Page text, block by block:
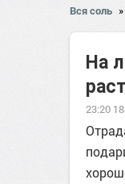
Вся соль »
На
23:20